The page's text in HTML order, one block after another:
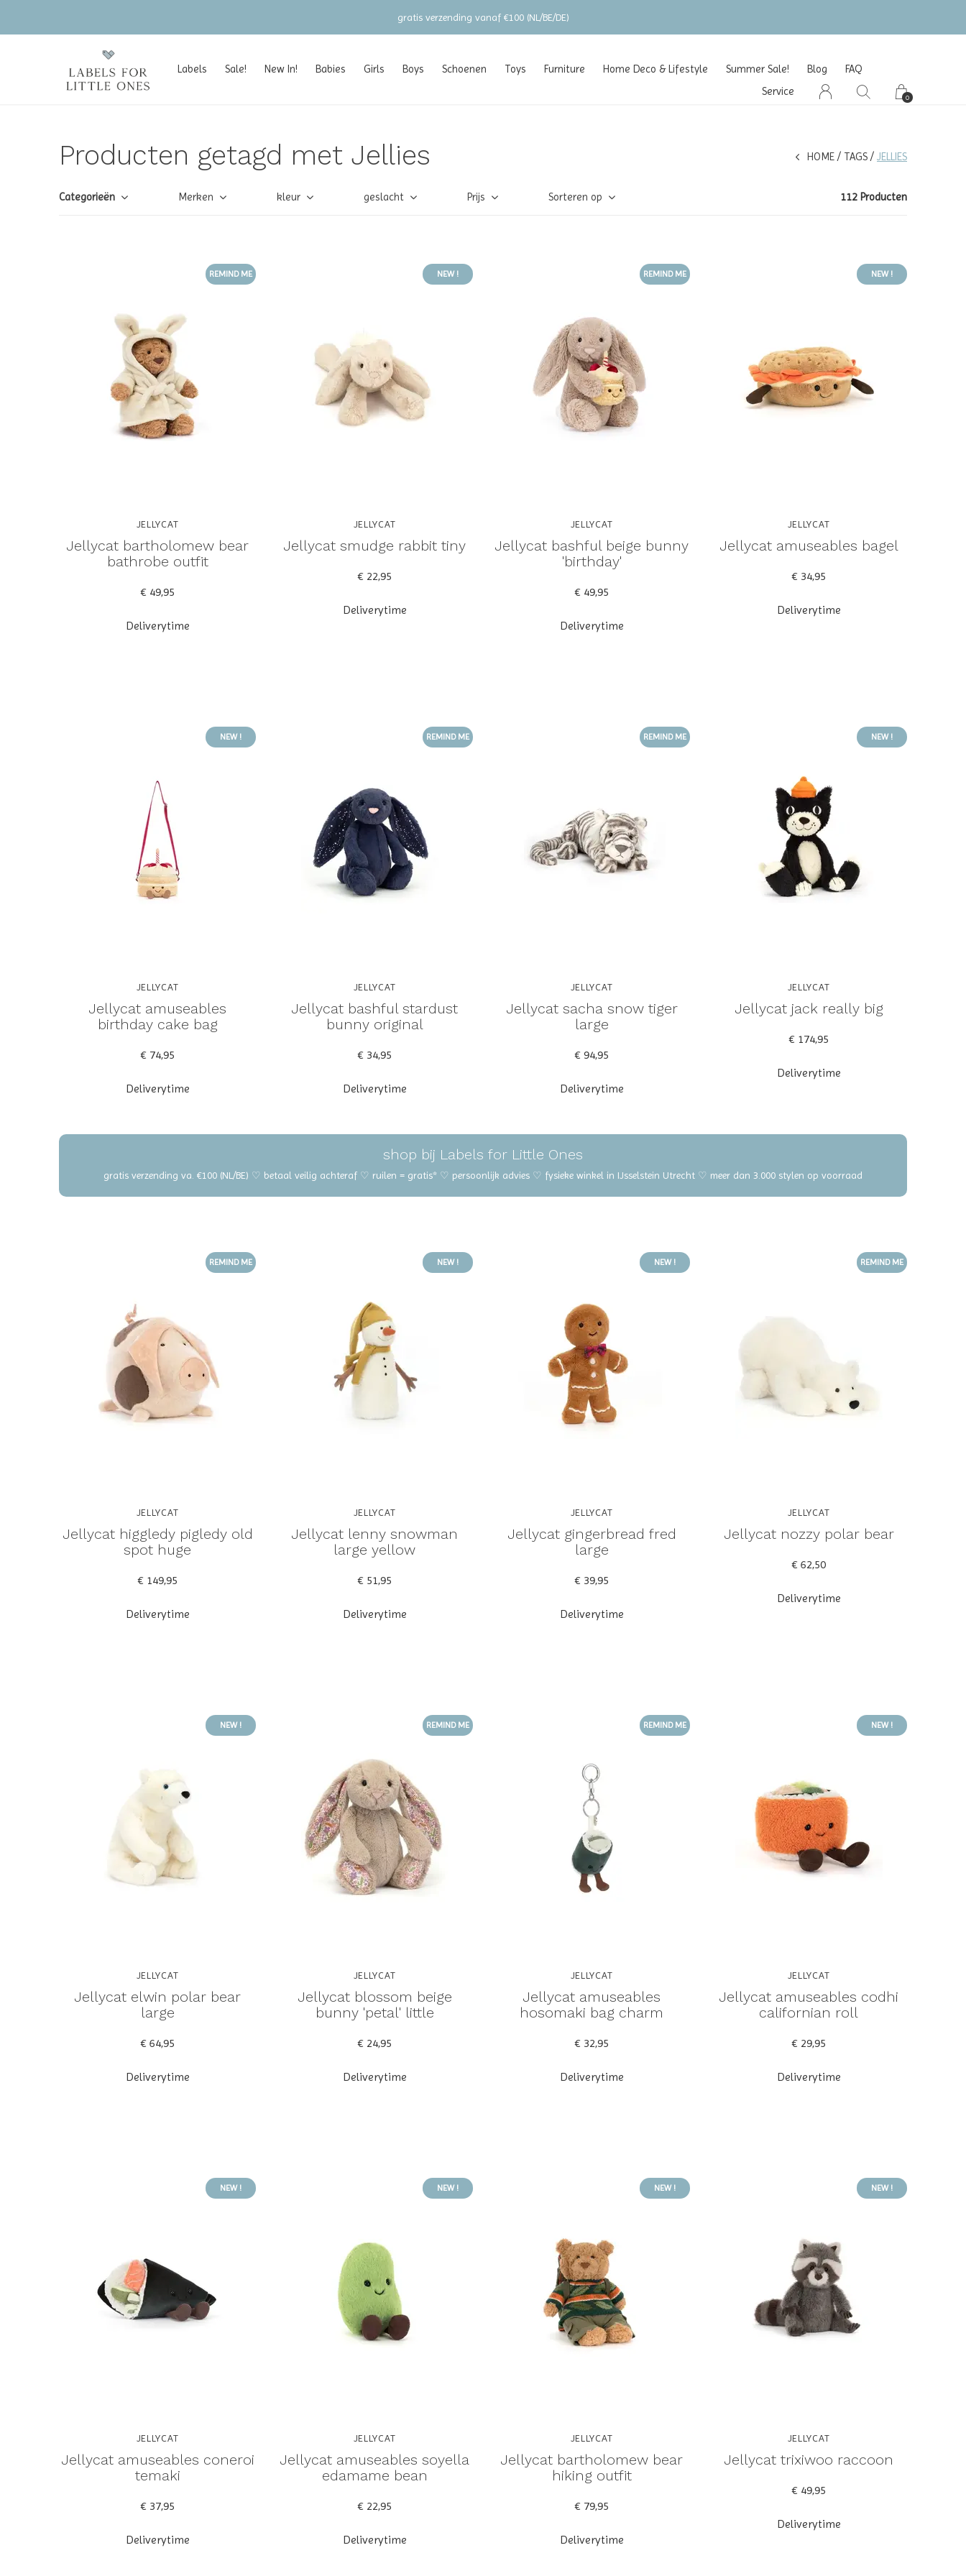
Labels Sale! New In! Babies Girls Boys Schoenen Toys Furniture Home Deco & Lifestyle Summer Sale! Blog
FAQ
Service
0
gratis verzending vanaf €100 (NL/BE/DE)
Producten getagd met Jellies HOME TAGS JELLIES
Categorieën Merken kleur geslacht Prijs Sorteren op 112 Producten
REMIND ME
JELLYCAT
Jellycat bartholomew bear
bathrobe outfit
€ 49,95
Deliverytime
NEW !
JELLYCAT
Jellycat smudge rabbit tiny
€ 22,95
Deliverytime
REMIND ME
JELLYCAT
Jellycat bashful beige bunny
'birthday'
€ 49,95
Deliverytime
NEW !
JELLYCAT
Jellycat amuseables bagel
€ 34,95
Deliverytime
NEW !
JELLYCAT
Jellycat amuseables
birthday cake bag
€ 74,95
Deliverytime
REMIND ME
JELLYCAT
Jellycat bashful stardust
bunny original
€ 34,95
Deliverytime
REMIND ME
JELLYCAT
Jellycat sacha snow tiger
large
€ 94,95
Deliverytime
NEW !
JELLYCAT
Jellycat jack really big
€ 174,95
Deliverytime
shop bij Labels for Little Ones
gratis verzending va. €100 (NL/BE) ♡ betaal veilig achteraf ♡ ruilen = gratis* ♡ persoonlijk advies ♡ fysieke winkel in IJsselstein Utrecht ♡ meer dan 3.000 stylen op voorraad
REMIND ME
JELLYCAT
Jellycat higgledy pigledy old
spot huge
€ 149,95
Deliverytime
NEW !
JELLYCAT
Jellycat lenny snowman
large yellow
€ 51,95
Deliverytime
NEW !
JELLYCAT
Jellycat gingerbread fred
large
€ 39,95
Deliverytime
REMIND ME
JELLYCAT
Jellycat nozzy polar bear
€ 62,50
Deliverytime
NEW !
JELLYCAT
Jellycat elwin polar bear
large
€ 64,95
Deliverytime
REMIND ME
JELLYCAT
Jellycat blossom beige
bunny 'petal' little
€ 24,95
Deliverytime
REMIND ME
JELLYCAT
Jellycat amuseables
hosomaki bag charm
€ 32,95
Deliverytime
NEW !
JELLYCAT
Jellycat amuseables codhi
californian roll
€ 29,95
Deliverytime
NEW !
JELLYCAT
Jellycat amuseables coneroi
temaki
€ 37,95
Deliverytime
NEW !
JELLYCAT
Jellycat amuseables soyella
edamame bean
€ 22,95
Deliverytime
NEW !
JELLYCAT
Jellycat bartholomew bear
hiking outfit
€ 79,95
Deliverytime
NEW !
JELLYCAT
Jellycat trixiwoo raccoon
€ 49,95
Deliverytime